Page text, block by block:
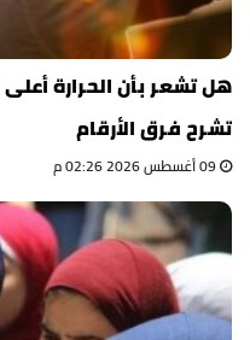
هل تشعر بأن الحرارة
تشرح فرق الأرقام